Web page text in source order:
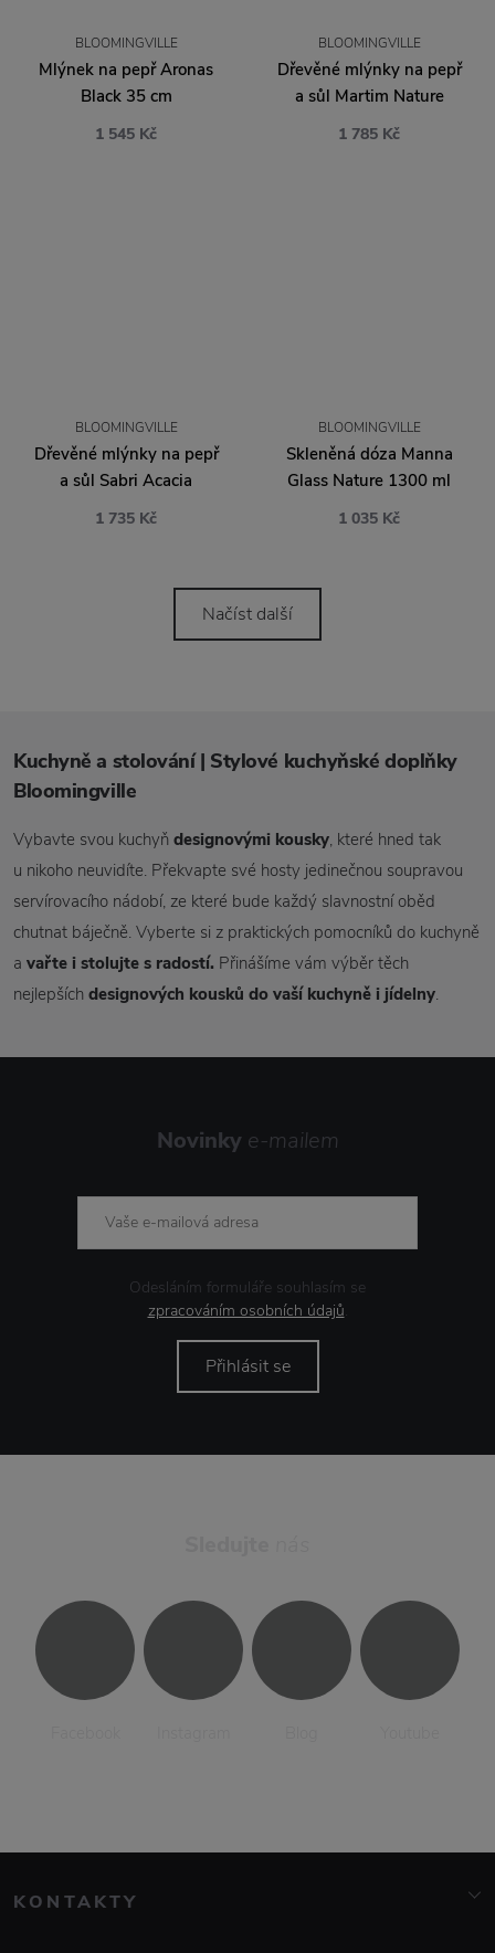
BLOOMINGVILLE
Mlýnek na pepř Aronas
Black 35 cm
1 545 Kč
BLOOMINGVILLE
Dřevěné mlýnky na pepř
a sůl Martim Nature
1 785 Kč
BLOOMINGVILLE
Dřevěné mlýnky na pepř
a sůl Sabri Acacia
1 735 Kč
BLOOMINGVILLE
Skleněná dóza Manna
Glass Nature 1300 ml
1 035 Kč
Načíst další
Kuchyně a stolování | Stylové kuchyňské doplňky
Bloomingville
Vybavte svou kuchyň designovými kousky, které hned tak
u nikoho neuvidíte. Překvapte své hosty jedinečnou soupravou
servírovacího nádobí, ze které bude každý slavnostní oběd
chutnat báječně. Vyberte si z praktických pomocníků do kuchyně
a vařte i stolujte s radostí. Přinášíme vám výběr těch
nejlepších designových kousků do vaší kuchyně i jídelny.
Novinky e-mailem
Odesláním formuláře souhlasím se
zpracováním osobních údajů.
Přihlásit se
KONTAKTY